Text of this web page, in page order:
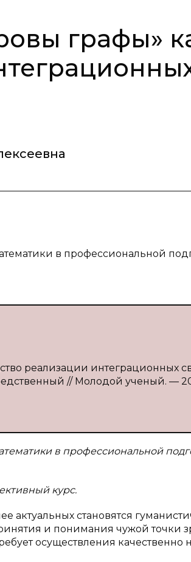
графы»
в профессиональной
реализации интеграционных
// Молодой ученый. —
в профессиональной
курс.
актуальных становятся
и понимания чужой точки
осуществления качественно